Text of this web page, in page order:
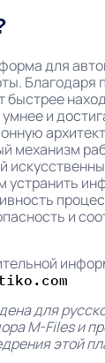
для
Благодаря
быстрее
и
механизм
устранить
и
для
M-Files и
этой